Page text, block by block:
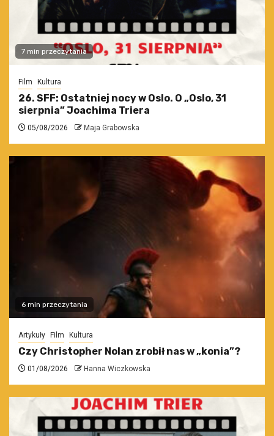
7 min przeczytania
Film Kultura
26. SFF: Ostatniej nocy w Oslo. O „Oslo, 31
sierpnia” Joachima Triera
05/08/2026 Maja Grabowska
6 min przeczytania
Artykuły Film Kultura
Czy Christopher Nolan zrobił nas w „konia”?
01/08/2026 Hanna Wiczkowska